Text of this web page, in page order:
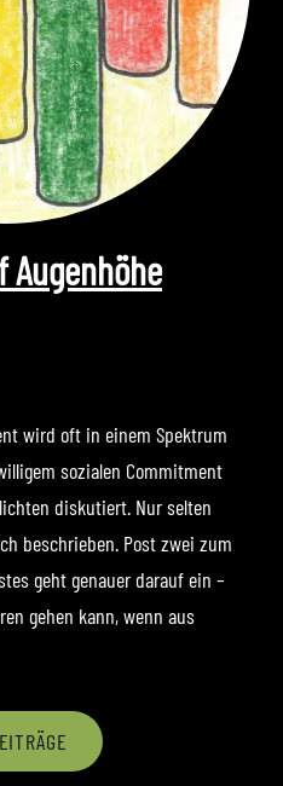
Augenhöhe
wird oft in einem Spektrum
sozialen Commitment
diskutiert. Nur selten
beschrieben. Post zwei zum
geht genauer darauf ein –
gehen kann, wenn aus